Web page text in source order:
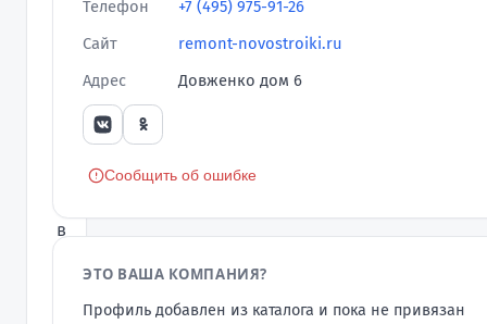
любой
сложности
экономного
недорогого
элитного
в
команде
собраны
Телефон
+7 (495) 975-91-26
Сайт
remont-novostroiki.ru
Адрес
Довженко дом 6
Сообщить об ошибке
ЭТО ВАША КОМПАНИЯ?
Профиль добавлен из каталога и пока не привязан